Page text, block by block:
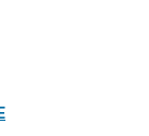
producător. ➤➤➤
și
cu un
sociale,